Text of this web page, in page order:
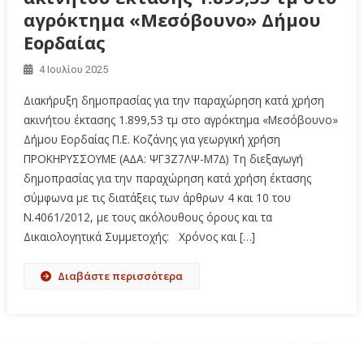
αγρόκτημα «Μεσόβουνο» Δήμου
Εορδαίας
4 Ιουλίου 2025
Διακήρυξη δημοπρασίας για την παραχώρηση κατά χρήση
ακινήτου έκτασης 1.899,53 τμ στο αγρόκτημα «Μεσόβουνο»
Δήμου Εορδαίας Π.Ε. Κοζάνης για γεωργική χρήση
ΠΡΟΚΗΡΥΣΣΟΥΜΕ (A∆A: ΨΓ3Ζ7ΛΨ-Μ7∆) Τη διεξαγωγή
δημοπρασίας για την παραχώρηση κατά χρήση έκτασης
σύμφωνα με τις διατάξεις των άρθρων 4 και 10 του
Ν.4061/2012, με τους ακόλουθους όρους και τα
Δικαιολογητικά Συμμετοχής: Χρόνος και […]
Διαβάστε περισσότερα